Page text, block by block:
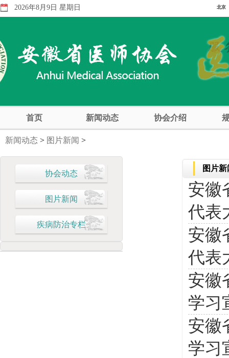
2026年8月9日 星期日
首页 新闻动态 协会介绍
新闻动态 > 图片新闻 >
协会动态
图片新闻
疾病防治专栏
图片新
安徽
代表
安徽
代表
安徽
学习
安徽
学习